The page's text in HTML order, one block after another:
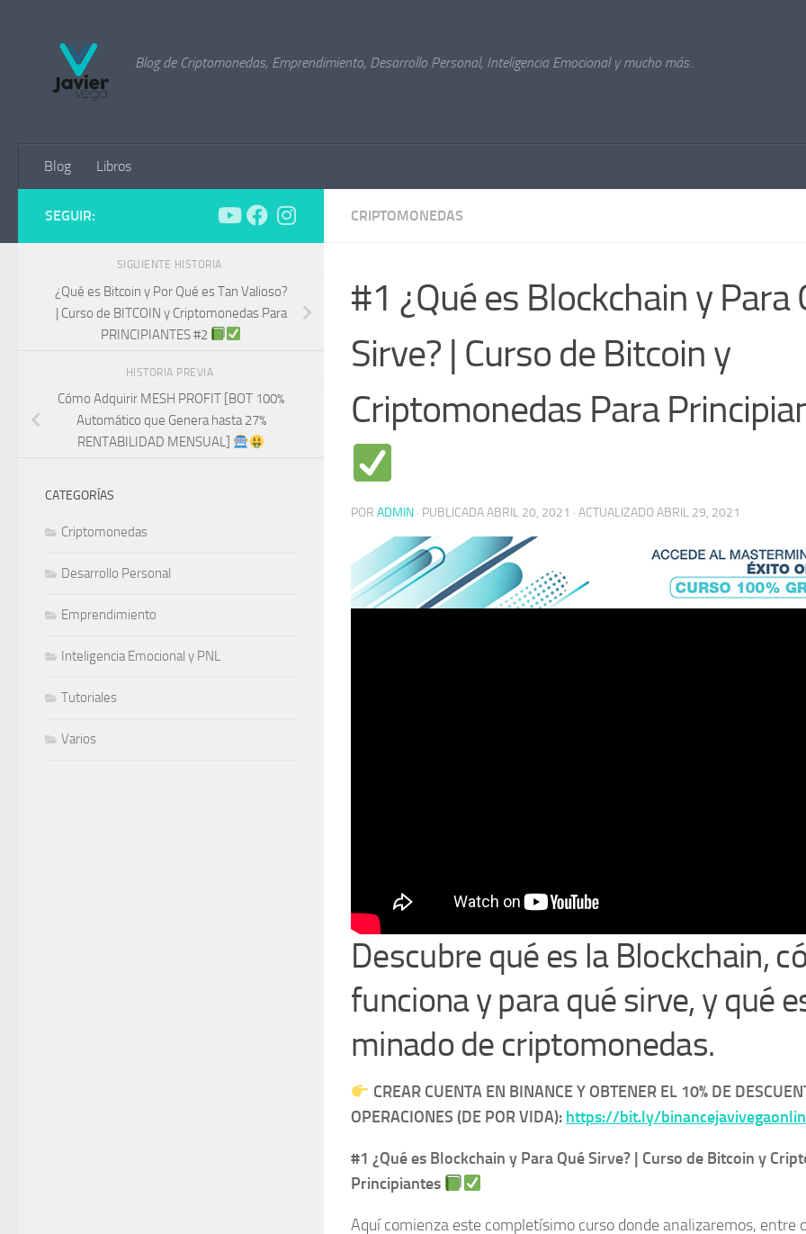
Blog de Criptomonedas, Emprendimiento, Desarrollo Personal, Inteligencia Emocional y mucho más..
Blog Libros
CRIPTOMONEDAS
#1 ¿Qué es Blockchain y Para
Sirve? | Curso de Bitcoin y
Criptomonedas Para
POR ADMIN · PUBLICADAABRIL 20, 2021 · ACTUALIZADOABRIL 29, 2021
Descubre qué es la Blockchain,
funciona y para qué sirve, y qué
minado de criptomonedas.
CREAR CUENTA EN BINANCE Y OBTENER EL 10% DE
OPERACIONES (DE POR VIDA): https://bit.ly/
#1 ¿Qué es Blockchain y Para Qué Sirve? | Curso de Bitcoin y
Principiantes
Aquí comienza este completísimo curso donde analizaremos, entre
SEGUIR:
SIGUIENTE HISTORIA
¿Qué es Bitcoin y Por Qué es Tan Valioso?
| Curso de BITCOIN y Criptomonedas Para
PRINCIPIANTES #2
HISTORIA PREVIA
Cómo Adquirir MESH PROFIT [BOT 100%
Automático que Genera hasta 27%
RENTABILIDAD MENSUAL]
CATEGORÍAS
Criptomonedas
Desarrollo Personal
Emprendimiento
Inteligencia Emocional y PNL
Tutoriales
Varios